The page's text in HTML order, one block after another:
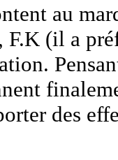
au
(il a
des